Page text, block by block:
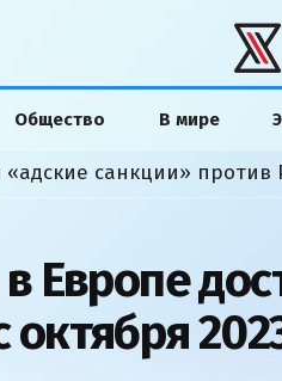
Общество В мире
санкции» против
Европе